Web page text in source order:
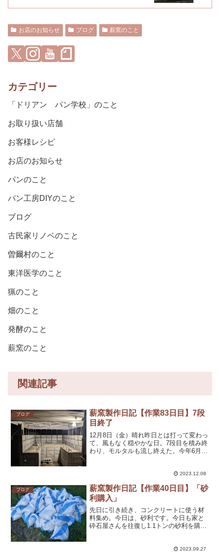
お店のお知らせ ブログ 薪窯のこと
カテゴリー
「ドリアン パン学校」のこと
お取り扱い店舗
お客様レシピ
お店のお知らせ
パンのこと
パン工房DIYのこと
ブログ
古民家リノベのこと
曽爾村のこと
東洋医学のこと
猟のこと
畑のこと
発酵のこと
薪窯のこと
関連記事
ブログ
薪窯製作日記【作業83日目】7段
目終了
12月8日（金）晴れ昨日とは打って変わっ
て、風もなく穏やかな日。7段目を積み終
わり、モルタルも流し終えた。今年6月か
と。ユンボで地面を掘っていたときは、
パンを焼く自分が...
2023.12.08
ブログ
薪窯製作日記【作業40日目】「砂
利購入」
先日に引き続き、コンクリートに使う材
料集め。今日は、砂利です。今日も家と
砕石屋さんを往復し1.1トンの砂利を購入
れました。「パン屋をするので、その工
2023.09.27